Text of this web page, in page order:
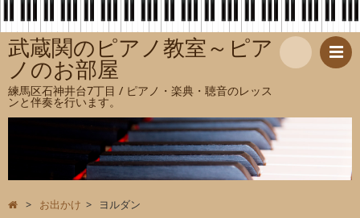
武蔵関のピアノ教室～ピア
ノのお部屋
練馬区石神井台7丁目 / ピアノ・楽典・聴音のレッス
ンと伴奏を行います。
索
> お出かけ > ヨルダン